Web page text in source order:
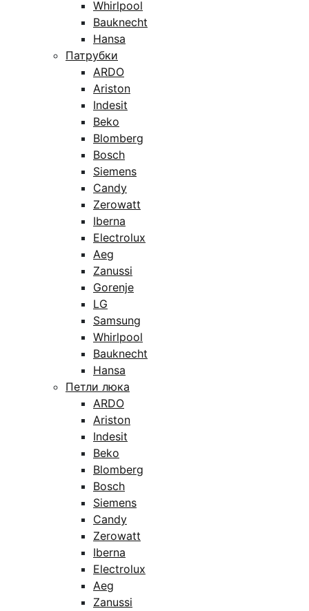
Whirlpool
Bauknecht
Hansa
Патрубки
ARDO
Ariston
Indesit
Beko
Blomberg
Bosch
Siemens
Candy
Zerowatt
Iberna
Electrolux
Aeg
Zanussi
Gorenje
LG
Samsung
Whirlpool
Bauknecht
Hansa
Петли люка
ARDO
Ariston
Indesit
Beko
Blomberg
Bosch
Siemens
Candy
Zerowatt
Iberna
Electrolux
Aeg
Zanussi